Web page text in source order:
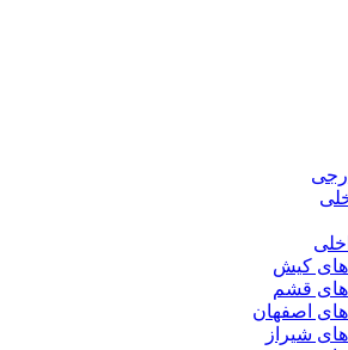
کیش
قشم
اصفهان
شیراز